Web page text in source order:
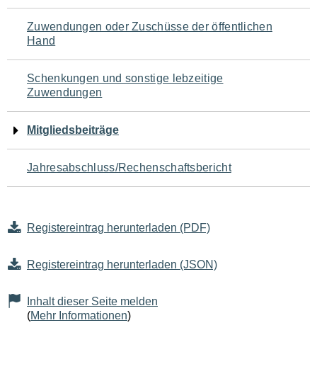
Zuwendungen oder Zuschüsse der öffentlichen
Hand
Schenkungen und sonstige lebzeitige
Zuwendungen
Mitgliedsbeiträge
Jahresabschluss/Rechenschaftsbericht
Registereintrag herunterladen (PDF)
Registereintrag herunterladen (JSON)
Inhalt dieser Seite melden
(Mehr Informationen)